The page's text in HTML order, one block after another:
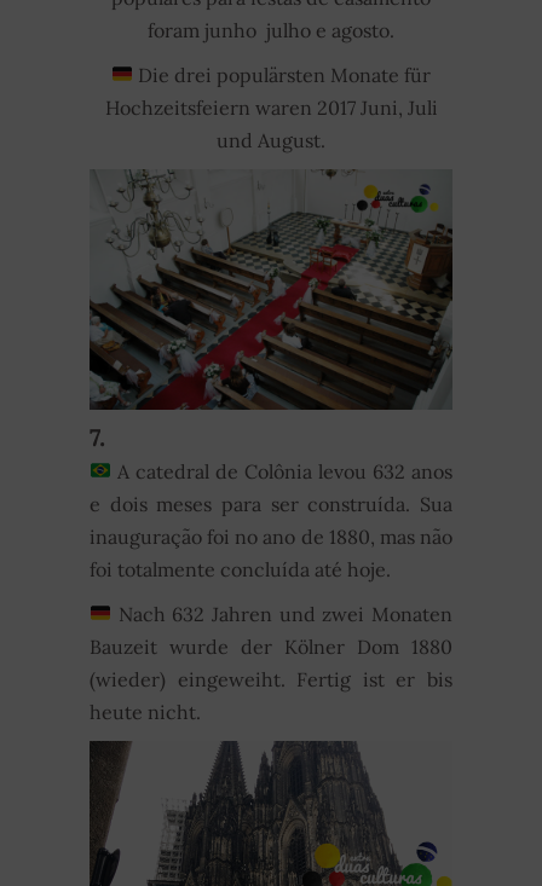
foram junho julho e agosto.
Die drei populärsten Monate für
Hochzeitsfeiern waren 2017 Juni, Juli
und August.
7.
A catedral de Colônia levou 632 anos
e dois meses para ser construída. Sua
inauguração foi no ano de 1880, mas não
foi totalmente concluída até hoje.
Nach 632 Jahren und zwei Monaten
Bauzeit wurde der Kölner Dom 1880
(wieder) eingeweiht. Fertig ist er bis
heute nicht.